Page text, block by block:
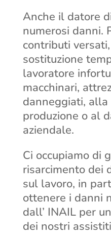
Anche il datore
numerosi danni.
contributi
sostituzione
lavoratore
macchinari,
danneggiati, alla
produzione o al
aziendale.
Ci occupiamo di
risarcimento dei
sul lavoro, in
ottenere i danni
dall’ INAIL per
dei nostri